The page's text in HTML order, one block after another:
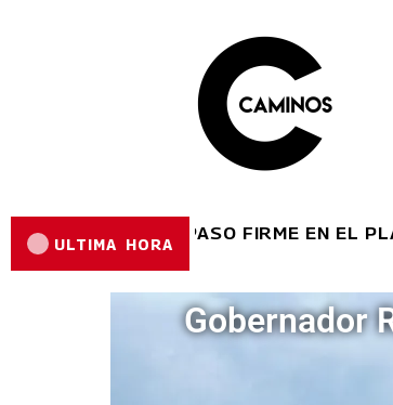
ULTIMA HORA
AVANZA A PASO FIRME EN EL PLAN DE
Gobernador